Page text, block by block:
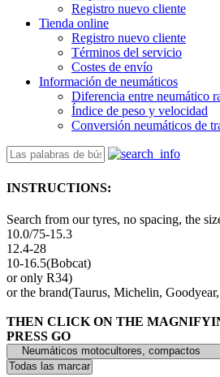
Registro nuevo cliente
Tienda online
Registro nuevo cliente
Términos del servicio
Costes de envío
Información de neumáticos
Diferencia entre neumático
Índice de peso y velocidad
Conversión neumáticos de
INSTRUCTIONS:
Search from our tyres, no spacing, the
10.0/75-15.3
12.4-28
10-16.5(Bobcat)
or only R34)
or the brand(Taurus, Michelin,
THEN CLICK ON THE
PRESS GO